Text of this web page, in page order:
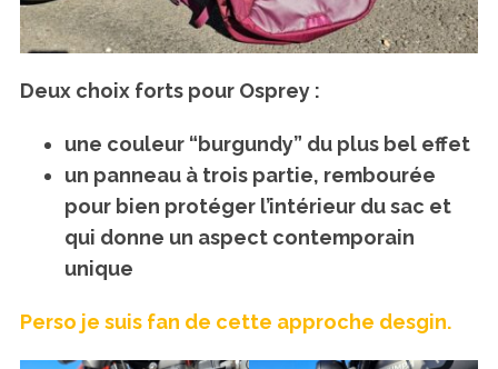
Deux choix forts pour Osprey :
une couleur “burgundy” du plus bel effet
un panneau à trois partie, rembourée
pour bien protéger l’intérieur du sac et
qui donne un aspect contemporain
unique
Perso je suis fan de cette approche desgin.